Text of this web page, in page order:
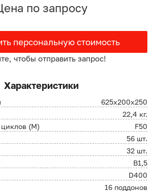
по запросу
персональную стоимость
чтобы отправить запрос!
Характеристики
625x200x250
22,4 кг.
циклов (М)
F50
56 шт.
32 шт.
B1,5
D400
16 поддонов